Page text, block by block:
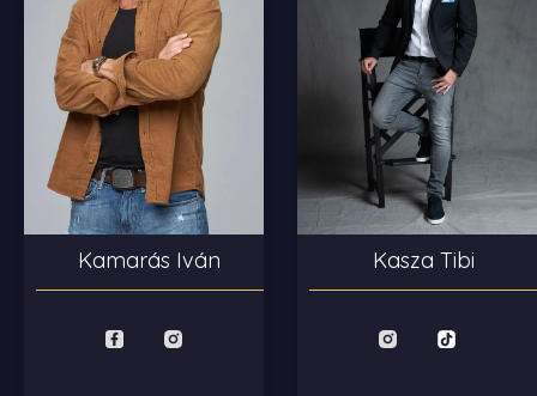
Kamarás Iván Kasza Tibi